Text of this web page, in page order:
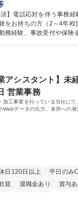
タ入力のほか、加入者様
ます。 ■共済金請求書類の受付、
払に関する審査・事務処
、各種必要書類の作成・
】電話応対を伴う事務
をお持ちの方（2～4年程
務経験、事故受付や保険
す！ 学歴・資格 学歴：大学院
校 語学力： 資格：
アシスタント】未
営業事務
加工事業を行っている当社に
データの出力、各所への発
担当します。
日120日以上 平日のみ
迎 退職金あり 賞与あ